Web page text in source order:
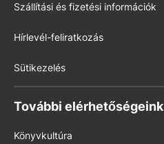
Szállítási és fizetési információk
Hírlevél-feliratkozás
Sütikezelés
További elérhetőségeink
Könyvkultúra